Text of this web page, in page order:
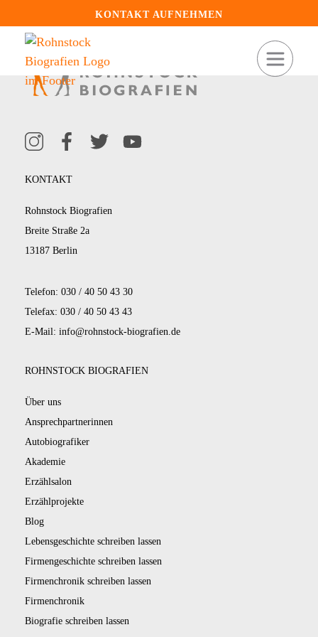
KONTAKT AUFNEHMEN
KONTAKT
Rohnstock Biografien
Breite Straße 2a
13187 Berlin
Telefon: 030 / 40 50 43 30
Telefax: 030 / 40 50 43 43
E-Mail: info@rohnstock-biografien.de
ROHNSTOCK BIOGRAFIEN
Über uns
Ansprechpartnerinnen
Autobiografiker
Akademie
Erzählsalon
Erzählprojekte
Blog
Lebensgeschichte schreiben lassen
Firmengeschichte schreiben lassen
Firmenchronik schreiben lassen
Firmenchronik
Biografie schreiben lassen